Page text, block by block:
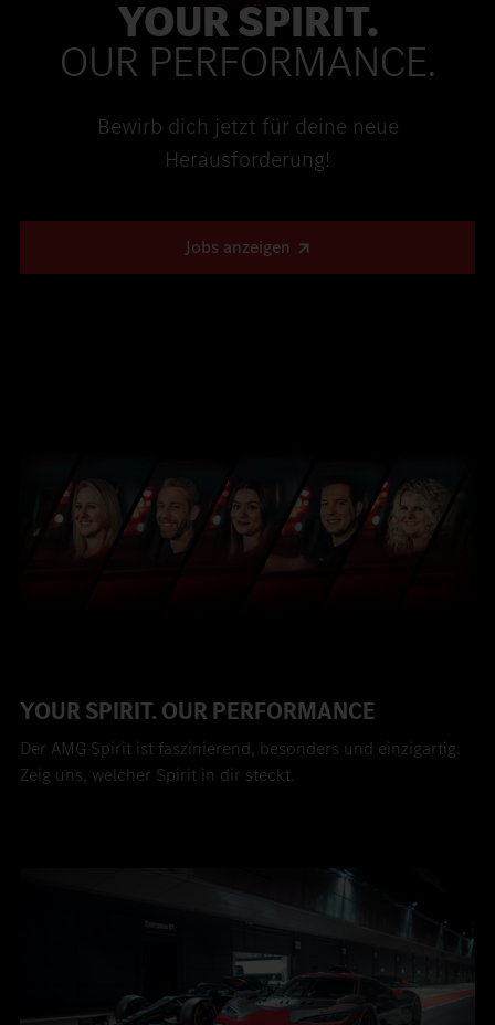
Mehr erfahren
Onboarding
Frauennetzwerk
Mehr erfahren
Erfolgsbeteiligung
Jährliche Gehaltsüberprüfung
Mitarbeitendenrabatte
Kostenlose Teamwear
YOUR SPIRIT.
OUR PERFORMANCE.
Bewirb dich jetzt für deine neue
Herausforderung!
Jobs anzeigen
YOUR SPIRIT. OUR PERFORMANCE
Der AMG Spirit ist faszinierend, besonders und einzigartig.
Zeig uns, welcher Spirit in dir steckt.